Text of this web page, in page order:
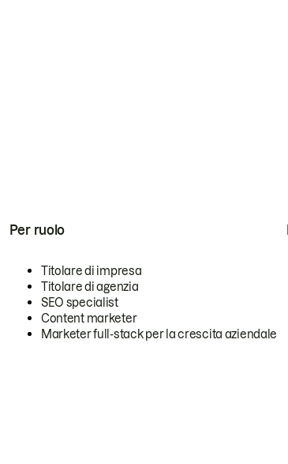
Per ruolo
Titolare di impresa
Titolare di agenzia
SEO specialist
Content marketer
Marketer full-stack per la crescita aziendale